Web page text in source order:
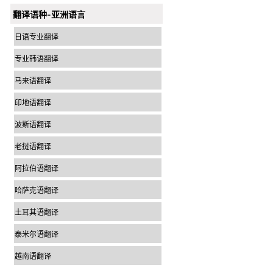
翻译语种-亚洲语言
日语专业翻译
专业韩语翻译
马来语翻译
印地语翻译
波斯语翻译
老挝语翻译
阿拉伯语翻译
哈萨克语翻译
土耳其语翻译
泰米尔语翻译
越南语翻译